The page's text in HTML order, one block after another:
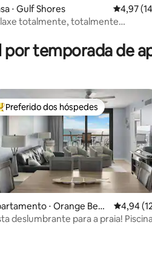
média de 5, 139 avaliações
⋅ Gulf Shores 4,97 de
4,97
totalmente, totalmente
por temporada de
os melhores preferidos dos
Preferido dos hóspedes
⋅ Orange Beac
4,94 de
4,94
deslumbrante para a praia!